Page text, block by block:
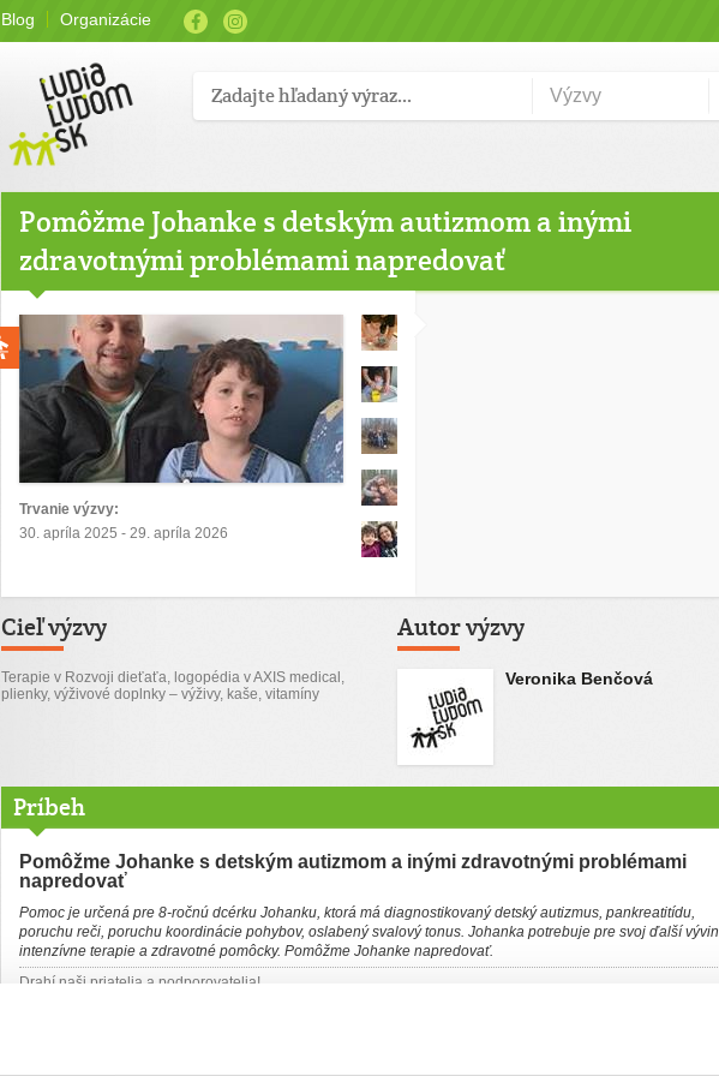
Blog Organizácie
Pomôžme Johanke s detským autizmom a inými
zdravotnými problémami napredovať
Trvanie výzvy:
30. apríla 2025 - 29. apríla 2026
Cieľ výzvy
Terapie v Rozvoji dieťaťa, logopédia v AXIS medical,
plienky, výživové doplnky – výživy, kaše, vitamíny
Autor výzvy
Veronika Benčová
Príbeh
Pomôžme Johanke s detským autizmom a inými zdravotnými problémami
napredovať
Pomoc je určená pre 8-ročnú dcérku Johanku, ktorá má diagnostikovaný detský autizmus, pankreatitídu,
poruchu reči, poruchu koordinácie pohybov, oslabený svalový tonus. Johanka potrebuje pre svoj ďalší vývin
intenzívne terapie a zdravotné pomôcky. Pomôžme Johanke napredovať.
Drahí naši priatelia a podporovatelia!